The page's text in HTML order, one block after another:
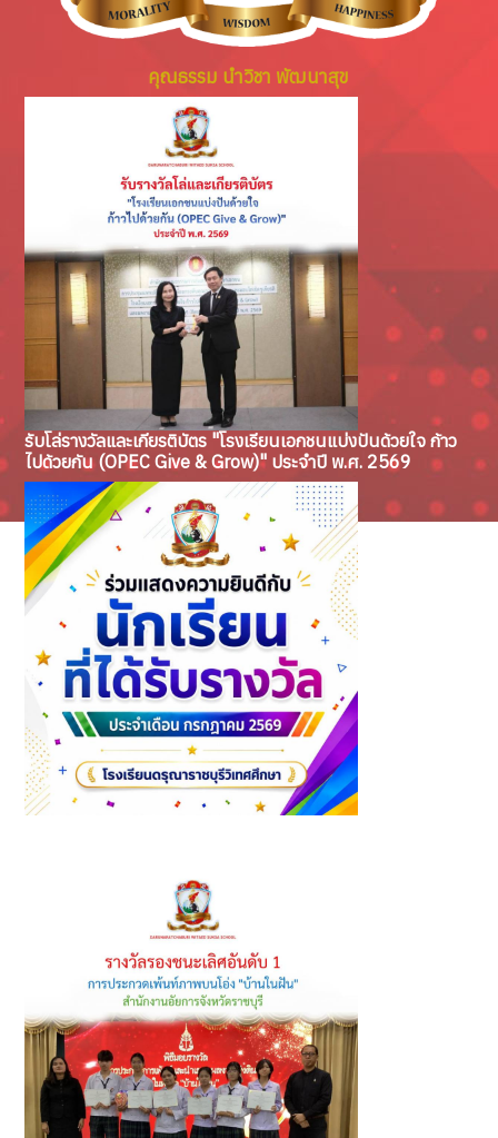
คุณธรรม นำวิชา พัฒนาสุข
รับโล่รางวัลและเกียรติบัตร "โรงเรียนเอกชนแบ่งปันด้วยใจ ก้าว
ไปด้วยกัน (OPEC Give & Grow)" ประจำปี พ.ศ. 2569